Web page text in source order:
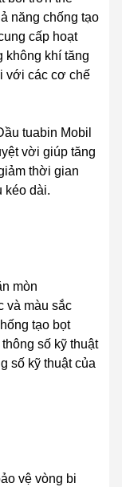
năng chống tạo
cấp hoạt
không khí tăng
với các cơ chế
tuabin Mobil
vời giúp tăng
thời gian
kéo dài.
mòn
và màu sắc
tạo bọt
số kỹ thuật
số kỹ thuật của
vệ vòng bi